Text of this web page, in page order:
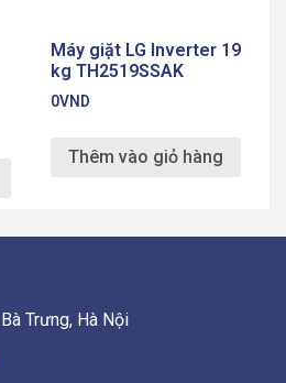
Máy giặt LG Inverter 19
kg TH2519SSAK
0VND
Thêm vào giỏ hàng
Trưng, Hà Nội